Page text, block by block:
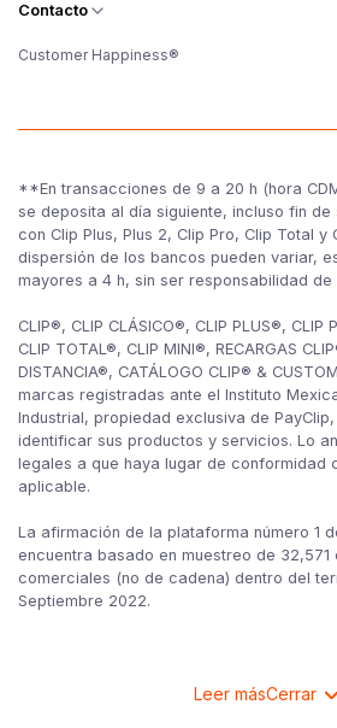
Contacto
Customer Happiness®
**En transacciones de 9 a 20 h (hora
se deposita al día siguiente, incluso fin
con Clip Plus, Plus 2, Clip Pro, Clip Total y
dispersión de los bancos pueden variar,
mayores a 4 h, sin ser responsabilidad de
CLIP®, CLIP CLÁSICO®, CLIP PLUS®, CLIP
CLIP TOTAL®, CLIP MINI®, RECARGAS
DISTANCIA®, CATÁLOGO CLIP® &
marcas registradas ante el Instituto
Industrial, propiedad exclusiva de PayClip,
identificar sus productos y servicios. Lo
legales a que haya lugar de conformidad
aplicable.
La afirmación de la plataforma número 1
encuentra basado en muestreo de 32,571
comerciales (no de cadena) dentro del
Septiembre 2022.
Leer másCerrar